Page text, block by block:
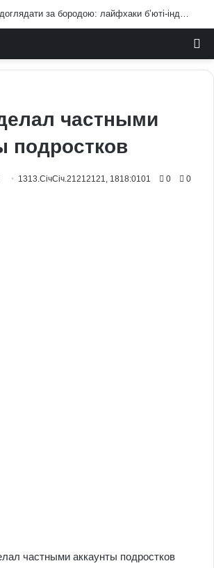
Як правильно доглядати за бородою: лайфхаки б’юті-індустрії для чоловіків
частными
подростков
Send 1313.СічСіч.21212121, 1818:0101 0 0